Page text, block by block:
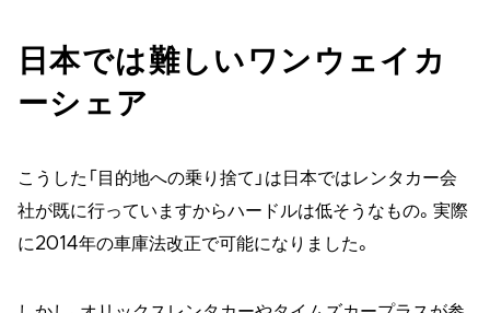
日本では難しいワンウェイカ
ーシェア
こうした「目的地への乗り捨て」は日本ではレンタカー会
社が既に行っていますからハードルは低そうなもの。実際
に2014年の車庫法改正で可能になりました。